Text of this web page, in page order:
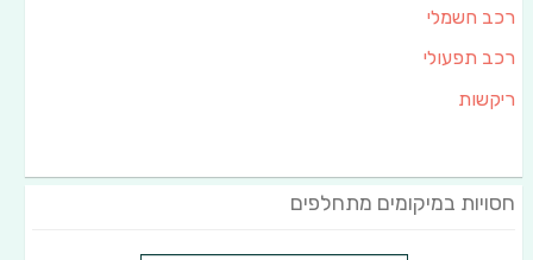
רכב חשמלי
רכב תפעולי
ריקשות
חסויות במיקומים מתחלפים